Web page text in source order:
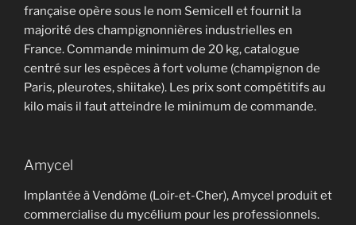
française opère sous le nom Semicell et fournit la
majorité des champignonnières industrielles en
France. Commande minimum de 20 kg, catalogue
centré sur les espèces à fort volume (champignon de
Paris, pleurotes, shiitake). Les prix sont compétitifs au
kilo mais il faut atteindre le minimum de commande.
Amycel
Implantée à Vendôme (Loir-et-Cher), Amycel produit et
commercialise du mycélium pour les professionnels.